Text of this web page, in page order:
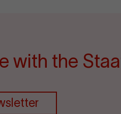
with the